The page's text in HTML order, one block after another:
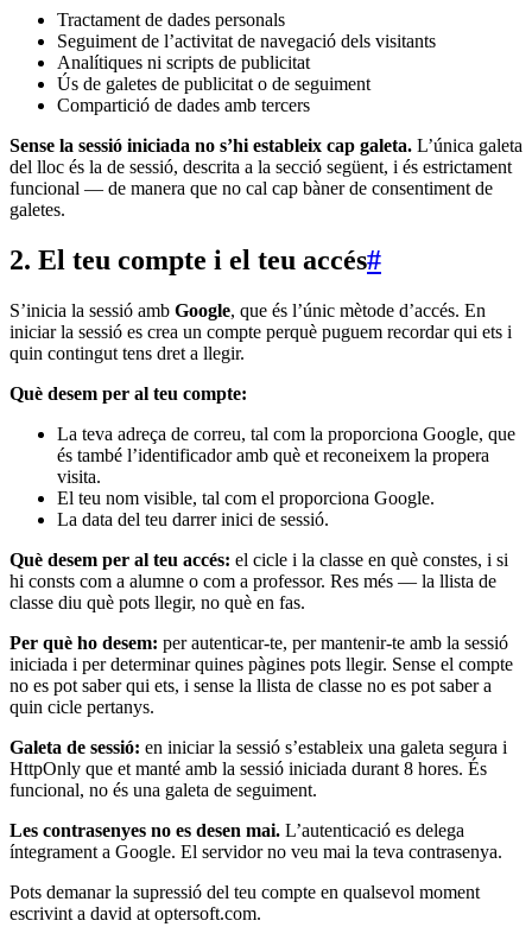
Tractament de dades personals
Seguiment de l’activitat de navegació dels visitants
Analítiques ni scripts de publicitat
Ús de galetes de publicitat o de seguiment
Compartició de dades amb tercers
Sense la sessió iniciada no s’hi estableix cap galeta. L’única galeta
del lloc és la de sessió, descrita a la secció següent, i és estrictament
funcional — de manera que no cal cap bàner de consentiment de
galetes.
2. El teu compte i el teu accés#
S’inicia la sessió amb Google, que és l’únic mètode d’accés. En
iniciar la sessió es crea un compte perquè puguem recordar qui ets i
quin contingut tens dret a llegir.
Què desem per al teu compte:
La teva adreça de correu, tal com la proporciona Google, que
és també l’identificador amb què et reconeixem la propera
visita.
El teu nom visible, tal com el proporciona Google.
La data del teu darrer inici de sessió.
Què desem per al teu accés: el cicle i la classe en què constes, i si
hi consts com a alumne o com a professor. Res més — la llista de
classe diu què pots llegir, no què en fas.
Per què ho desem: per autenticar-te, per mantenir-te amb la sessió
iniciada i per determinar quines pàgines pots llegir. Sense el compte
no es pot saber qui ets, i sense la llista de classe no es pot saber a
quin cicle pertanys.
Galeta de sessió: en iniciar la sessió s’estableix una galeta segura i
HttpOnly que et manté amb la sessió iniciada durant 8 hores. És
funcional, no és una galeta de seguiment.
Les contrasenyes no es desen mai. L’autenticació es delega
íntegrament a Google. El servidor no veu mai la teva contrasenya.
Pots demanar la supressió del teu compte en qualsevol moment
escrivint a david at optersoft.com.